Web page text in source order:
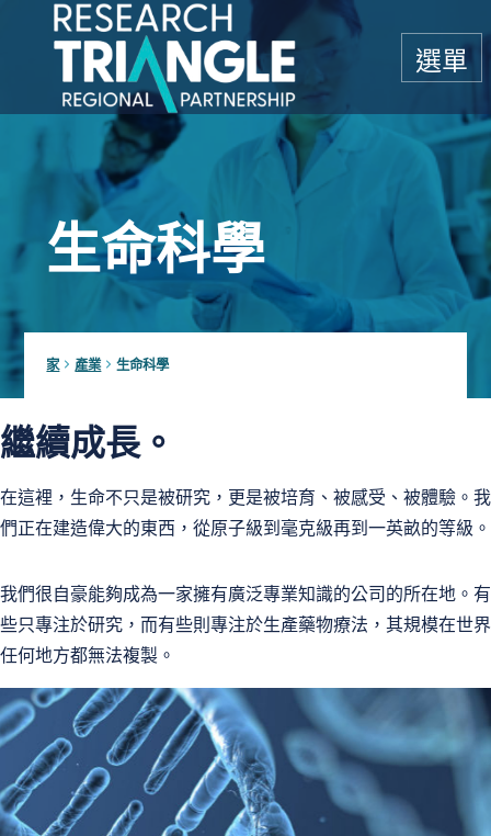
跳至內容
選單
生命科學
家 產業 生命科學
繼續成長。
在這裡，生命不只是被研究，更是被培育、被感受、被體驗。我
們正在建造偉大的東西，從原子級到毫克級再到一英畝的等級。
我們很自豪能夠成為一家擁有廣泛專業知識的公司的所在地。有
些只專注於研究，而有些則專注於生產藥物療法，其規模在世界
任何地方都無法複製。